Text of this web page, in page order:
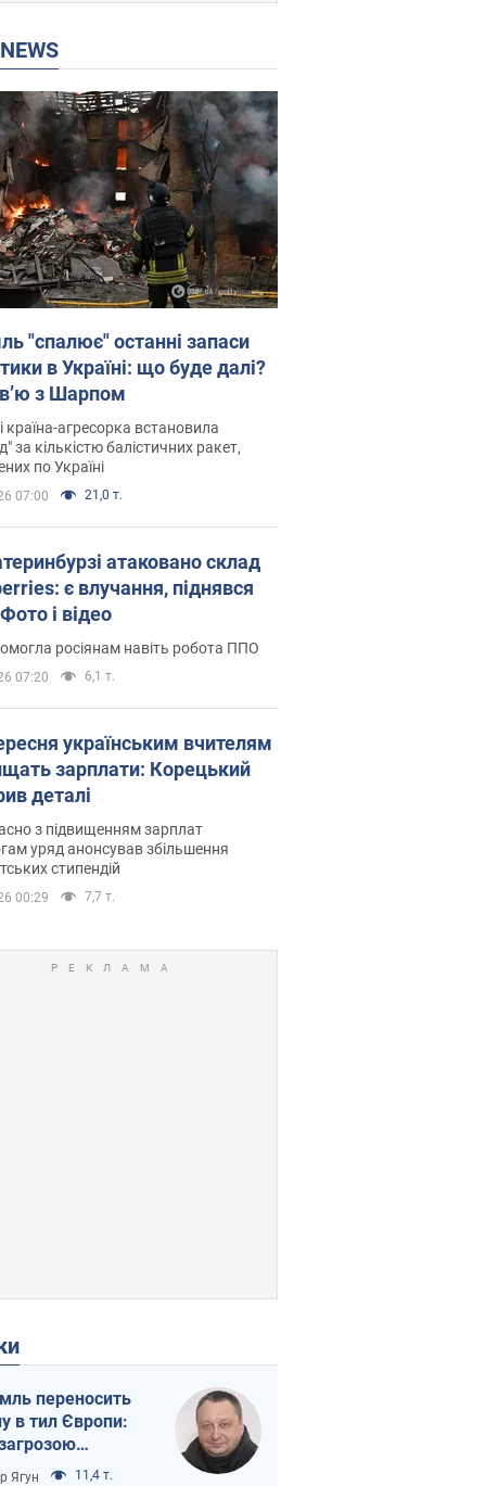
NEWS
"спалює" останні запаси
в Україні: що буде далі?
з Шарпом
країна-агресорка встановила
за кількістю балістичних ракет,
по Україні
07:00 21,0 т.
атаковано склад
є влучання, піднявся
і відео
росіянам навіть робота ППО
07:20 6,1 т.
українським вчителям
зарплати: Корецький
деталі
з підвищенням зарплат
уряд анонсував збільшення
стипендій
00:29 7,7 т.
переносить
в тил Європи:
логістика
Ягун 11,4 т.